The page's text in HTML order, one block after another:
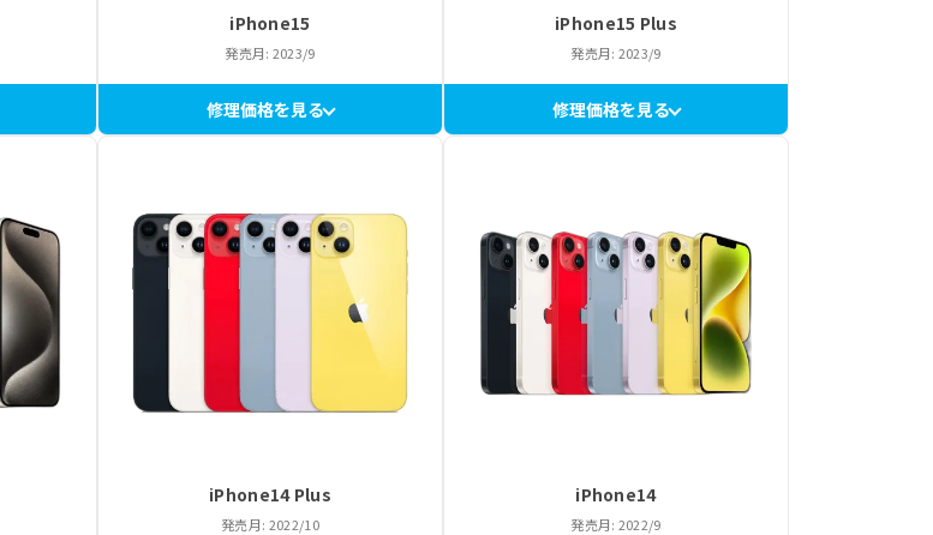
iPhone15
発売月: 2023/9
修理価格を見る
iPhone15 Plus
発売月: 2023/9
修理価格を見る
iPhone14 Plus
発売月: 2022/10
iPhone14
発売月: 2022/9